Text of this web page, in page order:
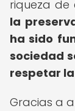
riqueza de
la
ha sido
sociedad
respetar
Gracias a